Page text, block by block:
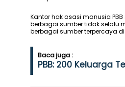
Kantor hak asasi manusia
berbagai sumber tidak selalu
berbagai sumber terpercaya
Baca juga :
PBB: 200 Keluarga